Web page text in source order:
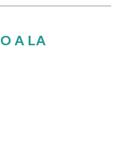
A LA